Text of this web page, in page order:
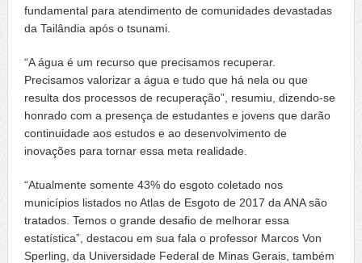
fundamental para atendimento de comunidades devastadas
da Tailândia após o tsunami.
“A água é um recurso que precisamos recuperar.
Precisamos valorizar a água e tudo que há nela ou que
resulta dos processos de recuperação”, resumiu, dizendo-se
honrado com a presença de estudantes e jovens que darão
continuidade aos estudos e ao desenvolvimento de
inovações para tornar essa meta realidade.
“Atualmente somente 43% do esgoto coletado nos
municípios listados no Atlas de Esgoto de 2017 da ANA são
tratados. Temos o grande desafio de melhorar essa
estatística”, destacou em sua fala o professor Marcos Von
Sperling, da Universidade Federal de Minas Gerais, também